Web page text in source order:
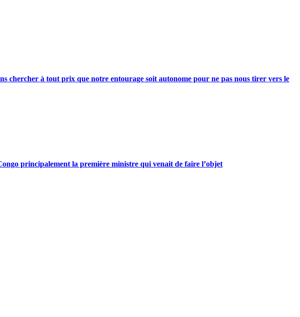
chercher à tout prix que notre entourage soit autonome pour ne pas nous tirer vers le
principalement la première ministre qui venait de faire l’objet